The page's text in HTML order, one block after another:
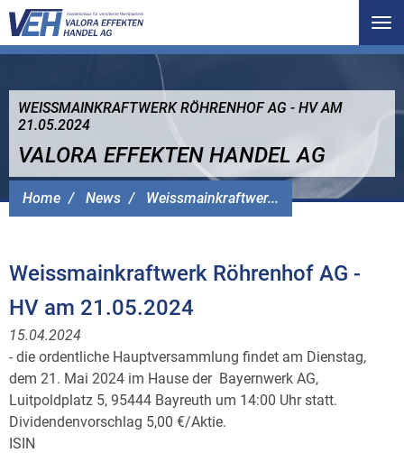
Home News Weissmainkraftwer...
WEISSMAINKRAFTWERK RÖHRENHOF AG - HV AM
21.05.2024
VALORA EFFEKTEN HANDEL AG
Weissmainkraftwerk Röhrenhof AG -
HV am 21.05.2024
15.04.2024
- die ordentliche Hauptversammlung findet am Dienstag,
dem 21. Mai 2024 im Hause der Bayernwerk AG,
Luitpoldplatz 5, 95444 Bayreuth um 14:00 Uhr statt.
Dividendenvorschlag 5,00 €/Aktie.
ISIN